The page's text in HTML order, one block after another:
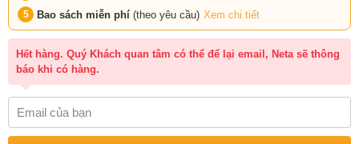
Bao sách miễn phí (theo yêu cầu) Xem chi tiết
Hết hàng. Quý Khách quan tâm có thể để lại email, Neta sẽ thông
báo khi có hàng.